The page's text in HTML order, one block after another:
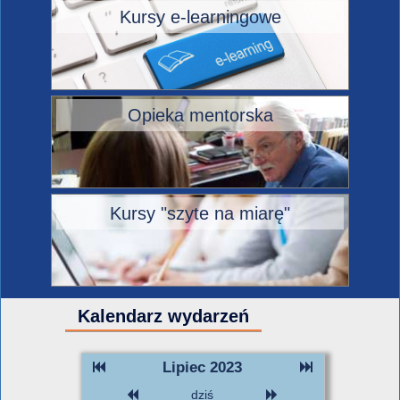
Kursy e-learningowe
Opieka mentorska
Kursy "szyte na miarę"
Kalendarz wydarzeń
Lipiec 2023
dziś